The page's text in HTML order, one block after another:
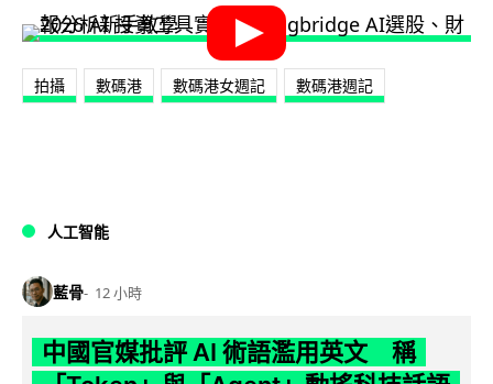
拍攝 數碼港 數碼港女週記 數碼港週記
人工智能
藍骨 12 小時
中國官媒批評 AI 術語濫用英文 稱